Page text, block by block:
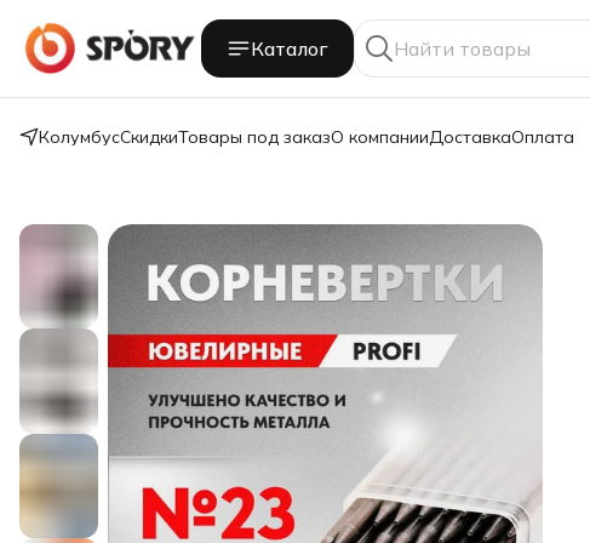
Каталог
КолумбусСкидкиТовары под заказО компанииДоставкаОплата